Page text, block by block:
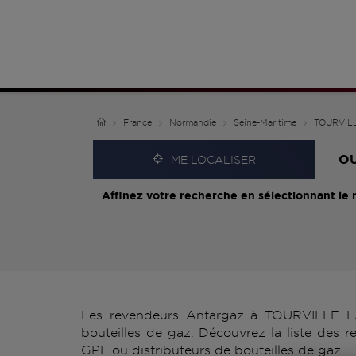
France Normandie Seine-Maritime
ME LOCALISER
Affinez votre recherche en sélectionnant le
Les revendeurs Antargaz à
bouteilles de gaz. Découvrez la liste des
GPL ou distributeurs de bouteilles de gaz.